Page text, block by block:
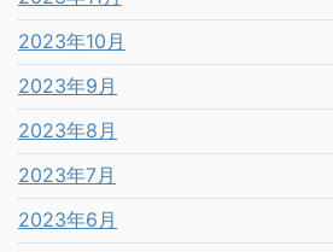
2023年10月
2023年9月
2023年8月
2023年7月
2023年6月